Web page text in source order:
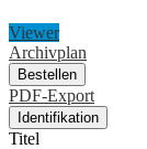
Viewer
Archivplan
Bestellen
PDF-Export
Identifikation
Titel